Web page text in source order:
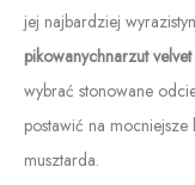
jej najbardziej
pikowanychnarzut velvet
wybrać stonowane
postawić na mocniejsze
musztarda.